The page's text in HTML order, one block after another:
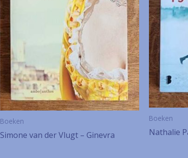
Boeken
Simone van der Vlugt – Ginevra
Boeken
Nathalie